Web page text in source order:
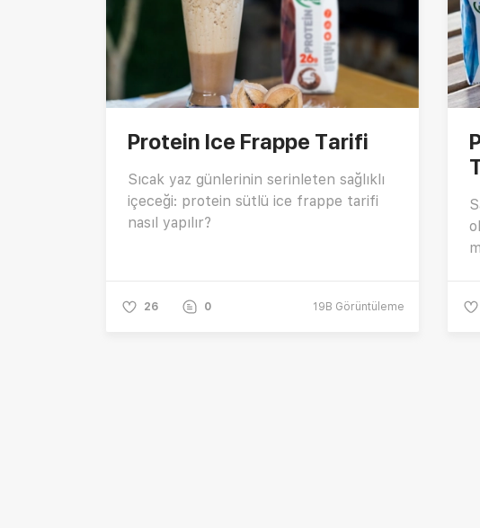
Protein Ice Frappe Tarifi
Sıcak yaz günlerinin serinleten sağlıklı
içeceği: protein sütlü ice frappe tarifi
nasıl yapılır?
26 0 19B Görüntüleme